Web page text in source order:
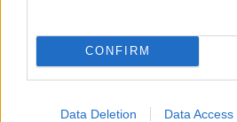
CONFIRM
Data Deletion Data Access